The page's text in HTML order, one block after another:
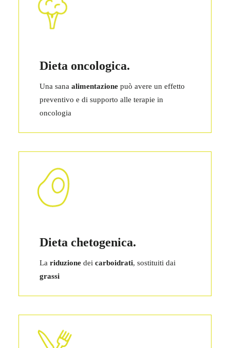
Dieta oncologica.
Una sana alimentazione può avere un effetto
preventivo e di supporto alle terapie in
oncologia
Dieta chetogenica.
La riduzione dei carboidrati, sostituiti dai
grassi